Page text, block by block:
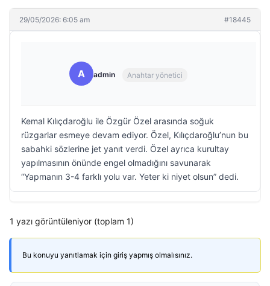
29/05/2026: 6:05 am #18445
A admin Anahtar yönetici
Kemal Kılıçdaroğlu ile Özgür Özel arasında soğuk
rüzgarlar esmeye devam ediyor. Özel, Kılıçdaroğlu’nun bu
sabahki sözlerine jet yanıt verdi. Özel ayrıca kurultay
yapılmasının önünde engel olmadığını savunarak
“Yapmanın 3-4 farklı yolu var. Yeter ki niyet olsun” dedi.
1 yazı görüntüleniyor (toplam 1)
Bu konuyu yanıtlamak için giriş yapmış olmalısınız.